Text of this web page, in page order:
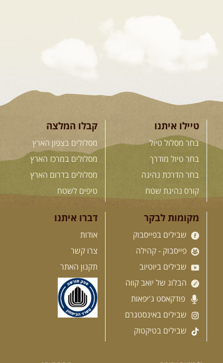
טיולים מודרכים בארץ
12.08.2026 רביעי
בשבילי עמק המעיינות
מי לא צריך בימים אלו קצת טבע
ואנרגיות טובות .... מועדון ...
12-13.08.2026 רביעי-חמישי
בלדה בין כוכבים במכתש רמון-
למגוון רכבי שטח
השמיים יהיו נקיים, הכוכבים ...
14.08.2026 שישי- מעיינות
ואתגרים בצפון הרמה
מסלול חדש בצפון רמת הגולן בהובלת
[המשך]
טיילו איתנו
בחר מסלול טיול
בחר טיול מודרך
בחר הדרכת נהיגה
קורס נהיגת שטח
קבלו המלצה
מסלולים בצפון הארץ
מסלולים במרכז הארץ
מסלולים בדרום הארץ
טיפים לשטח
מקומות לבקר
שבילים בפייסבוק
פייסבוק - קהילה
שבילים ביוטיוב
הבלוג של יואב קווה
פודקאסט ג'יפאות
שבילים באינסטגרם
שבילים בטיקטוק
דברו איתנו
אודות
צרו קשר
תקנון האתר